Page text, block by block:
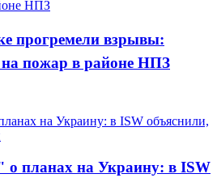
прогремели взрывы:
на пожар в районе НПЗ
о планах на Украину: в ISW